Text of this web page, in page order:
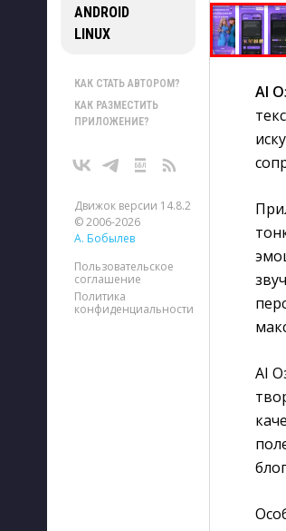
ANDROID
LINUX
КАК СТАТЬ АВТОРОМ?
КАК РАЗМЕСТИТЬ
ПРИЛОЖЕНИЕ?
Движок версии 14.8.2
© 2006-2026
А. Бобылев
Пользовательское
соглашение
Политика
конфиденциальности
AI
AI